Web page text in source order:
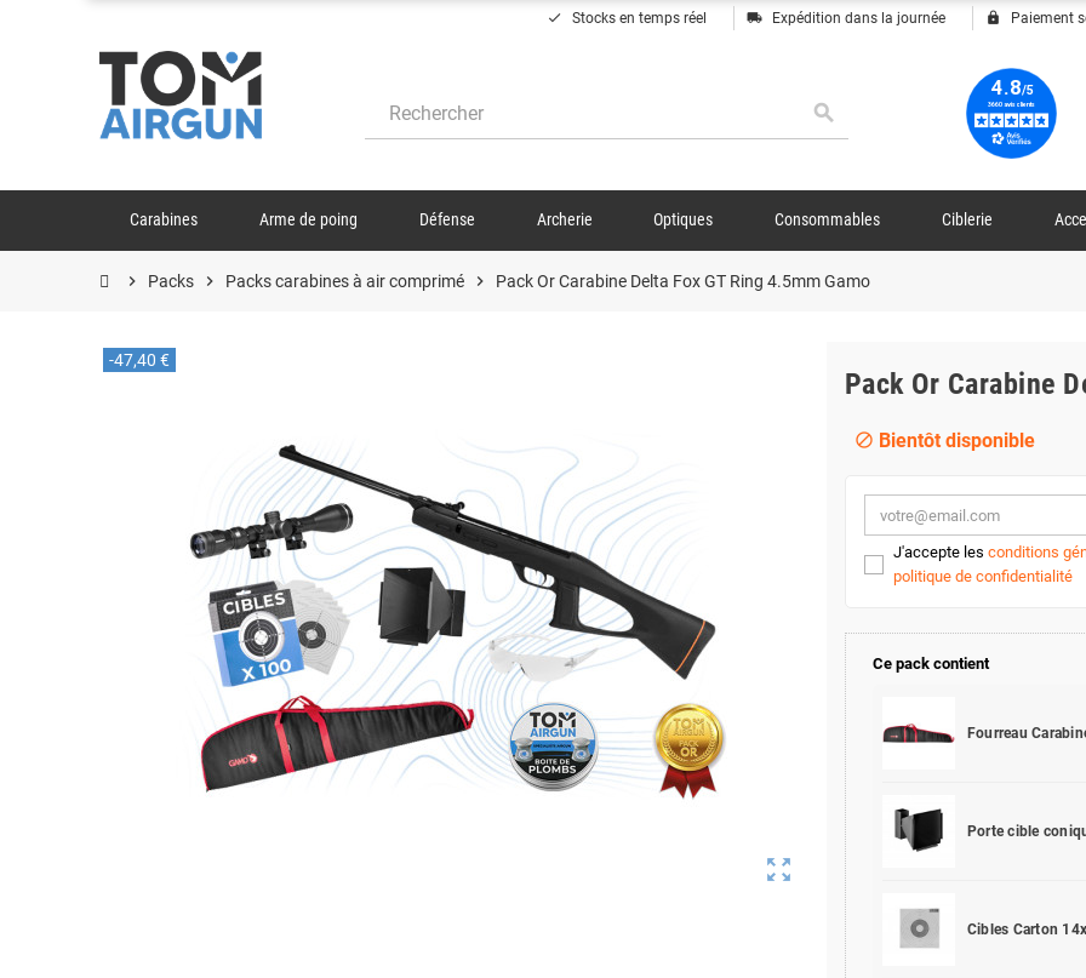
done Stocks en temps réel local_shipping Expédition dans la journée lock Paiement
search
Carabines Arme de poing Défense Archerie Optiques Consommables Ciblerie
chevron_right Packs chevron_right Packs carabines à air comprimé chevron_right Pack Or Carabine Delta Fox GT Ring 4.5mm Gamo
zoom_out_map
-47,40 €
Pack Or Carabine
block Bientôt disponible
J'accepte les conditions
politique de confidentialité
Ce pack contient
Fourreau
Porte cible
Cibles Carton